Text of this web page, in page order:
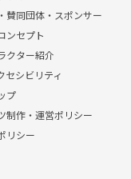
賛同団体・スポンサー
ンセプト
クター紹介
セシビリティ
プ
制作・運営ポリシー
リシー